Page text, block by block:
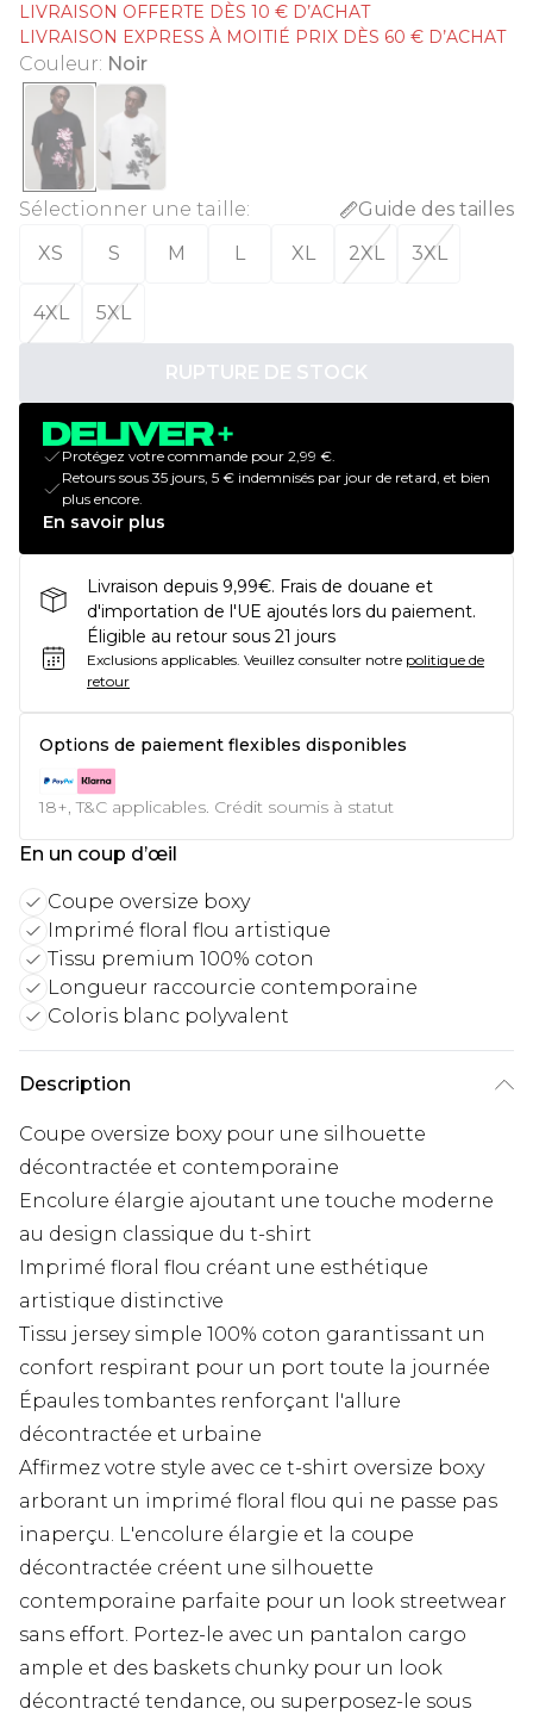
LIVRAISON OFFERTE DÈS 10 € D’ACHAT
LIVRAISON EXPRESS À MOITIÉ PRIX DÈS 60 € D’ACHAT
Couleur: Noir
Sélectionner une taille:
Guide des tailles
XS
S M L XL 2XL 3XL
4XL 5XL
RUPTURE DE STOCK
Protégez votre commande pour 2,99 €.
Retours sous 35 jours, 5 € indemnisés par jour de retard, et bien
plus encore.
En savoir plus
Livraison depuis 9,99€. Frais de douane et
d'importation de l'UE ajoutés lors du paiement.
Éligible au retour sous 21 jours
Exclusions applicables. Veuillez consulter notre politique de
retour
Options de paiement flexibles disponibles
18+, T&C applicables. Crédit soumis à statut
En un coup d’œil
Coupe oversize boxy
Imprimé floral flou artistique
Tissu premium 100% coton
Longueur raccourcie contemporaine
Coloris blanc polyvalent
Description
Coupe oversize boxy pour une silhouette
décontractée et contemporaine
Encolure élargie ajoutant une touche moderne
au design classique du t-shirt
Imprimé floral flou créant une esthétique
artistique distinctive
Tissu jersey simple 100% coton garantissant un
confort respirant pour un port toute la journée
Épaules tombantes renforçant l'allure
décontractée et urbaine
Affirmez votre style avec ce t-shirt oversize boxy
arborant un imprimé floral flou qui ne passe pas
inaperçu. L'encolure élargie et la coupe
décontractée créent une silhouette
contemporaine parfaite pour un look streetwear
sans effort. Portez-le avec un pantalon cargo
ample et des baskets chunky pour un look
décontracté tendance, ou superposez-le sous